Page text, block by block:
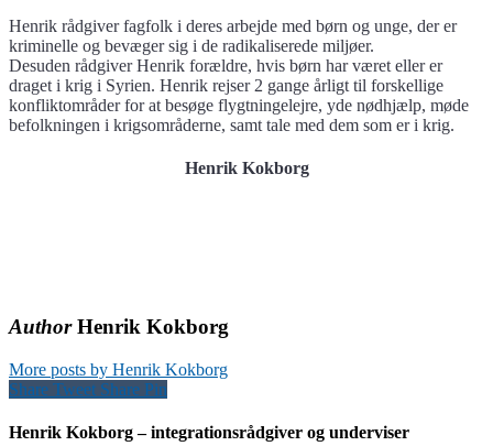
Henrik rådgiver fagfolk i deres arbejde med børn og unge, der er
kriminelle og bevæger sig i de radikaliserede miljøer.
Desuden rådgiver Henrik forældre, hvis børn har været eller er
draget i krig i Syrien. Henrik rejser 2 gange årligt til forskellige
konfliktområder for at besøge flygtningelejre, yde nødhjælp, møde
befolkningen i krigsområderne, samt tale med dem som er i krig.
Henrik Kokborg
AuthorHenrik Kokborg
More posts by Henrik Kokborg
Share Tweet Share Pin
Henrik Kokborg – integrationsrådgiver og underviser